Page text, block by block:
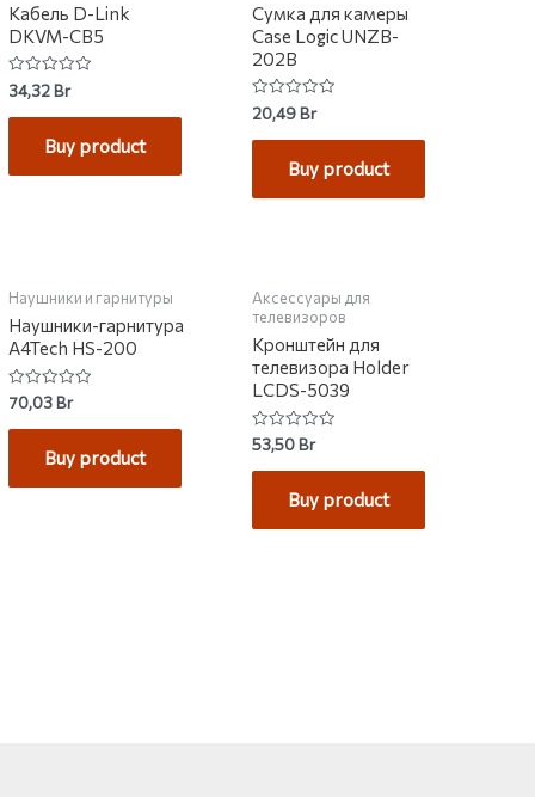
Кабель D-Link
DKVM-CB5
Rated
0
out
34,32Br
Buy product
Сумка для камеры
Case Logic UNZB-
202B
Rated
0
out
20,49Br
Buy product
Наушники и гарнитуры
Наушники-гарнитура
A4Tech HS-200
Rated
0
out
70,03Br
Buy product
Аксессуары для
телевизоров
Кронштейн для
телевизора Holder
LCDS-5039
Rated
0
out
53,50Br
Buy product